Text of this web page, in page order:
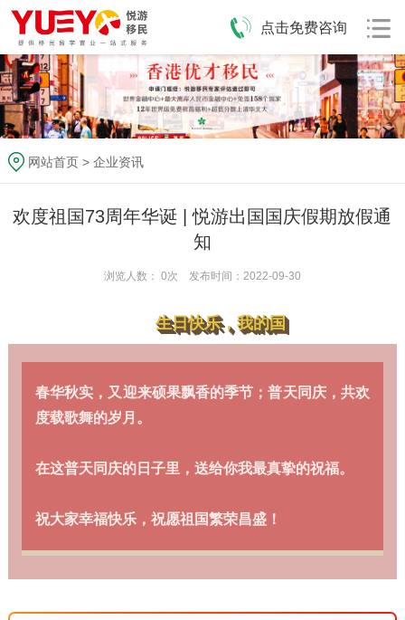
点击免费咨询
网站首页> 企业资讯
欢度祖国73周年华诞 | 悦游出国国庆假期放假通
知
浏览人数： 0次 发布时间：2022-09-30
生日快乐，我的国
春华秋实，又迎来硕果飘香的季节；普天同庆，共欢
度载歌舞的岁月。
在这普天同庆的日子里，送给你我最真挚的祝福。
祝大家幸福快乐，祝愿祖国繁荣昌盛！